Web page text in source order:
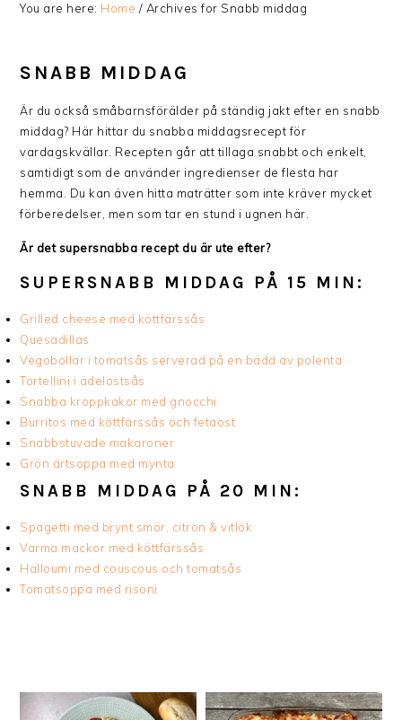
You are here: Home / Archives for Snabb middag
SNABB MIDDAG
Är du också småbarnsförälder på ständig jakt efter en snabb
middag? Här hittar du snabba middagsrecept för
vardagskvällar. Recepten går att tillaga snabbt och enkelt,
samtidigt som de använder ingredienser de flesta har
hemma. Du kan även hitta maträtter som inte kräver mycket
förberedelser, men som tar en stund i ugnen här.
Är det supersnabba recept du är ute efter?
SUPERSNABB MIDDAG PÅ 15 MIN:
Grilled cheese med köttfärssås
Quesadillas
Vegobollar i tomatsås serverad på en bädd av polenta
Tortellini i ädelostsås
Snabba kroppkakor med gnocchi
Burritos med köttfärssås och fetaost
Snabbstuvade makaroner
Grön ärtsoppa med mynta
SNABB MIDDAG PÅ 20 MIN:
Spagetti med brynt smör, citron & vitlök
Varma mackor med köttfärssås
Halloumi med couscous och tomatsås
Tomatsoppa med risoni